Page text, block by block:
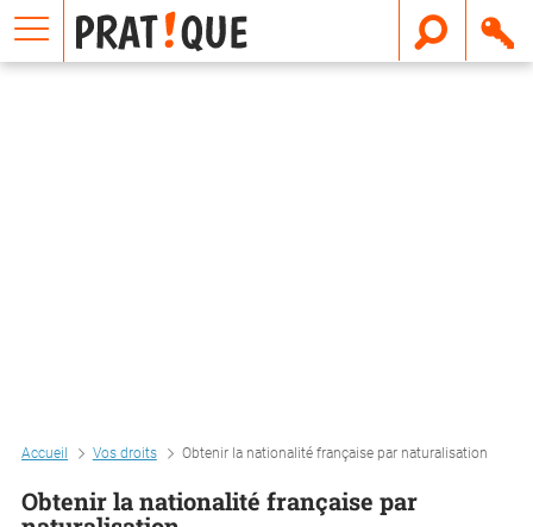
Accueil Vos droits Obtenir la nationalité française par naturalisation
Obtenir la nationalité française par
E
m
a